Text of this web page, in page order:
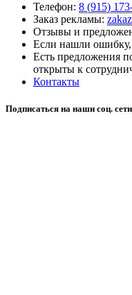
Телефон: 8 (915)
Заказ рекламы:
Отзывы и
Если нашли ошибку,
Есть предложения
открыты к
Контакты
Подписаться на наши соц. сети